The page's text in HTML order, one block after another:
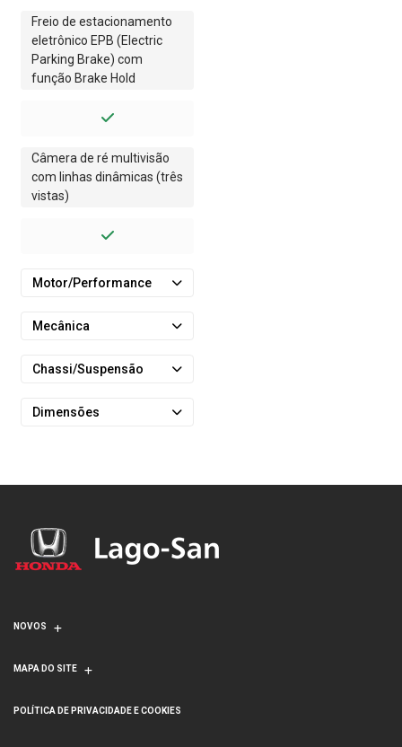
Freio de estacionamento
eletrônico EPB (Electric
Parking Brake) com
função Brake Hold
Câmera de ré multivisão
com linhas dinâmicas (três
vistas)
Motor/Performance
Mecânica
Chassi/Suspensão
Dimensões
NOVOS
MAPA DO SITE
POLÍTICA DE PRIVACIDADE E COOKIES